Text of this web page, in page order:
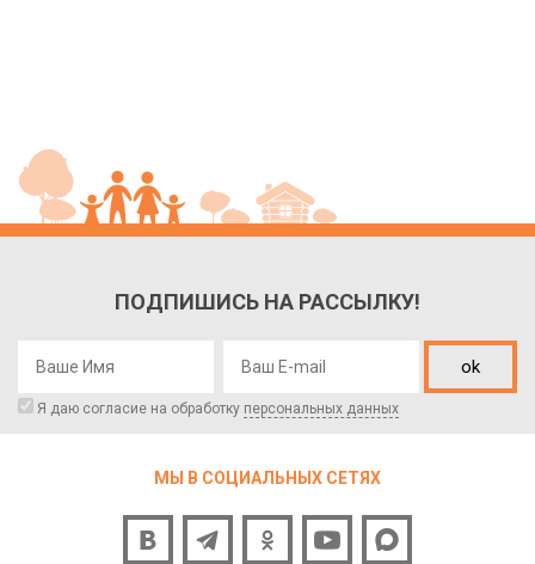
ПОДПИШИСЬ НА РАССЫЛКУ!
ok
Я даю согласие на обработку персональных данных
МЫ В СОЦИАЛЬНЫХ СЕТЯХ